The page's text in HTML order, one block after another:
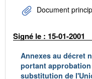
Document
Signé le : 15-01-2001
Annexes au décret
portant
substitution de